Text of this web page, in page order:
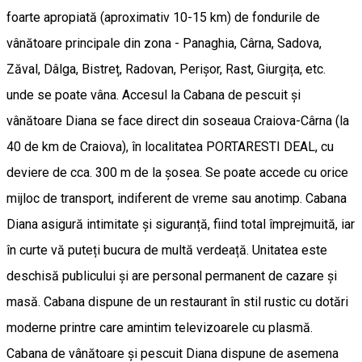
foarte apropiată (aproximativ 10-15 km) de fondurile de
vânătoare principale din zona - Panaghia, Cârna, Sadova,
Zăval, Dâlga, Bistreț, Radovan, Perișor, Rast, Giurgița, etc.
unde se poate vâna. Accesul la Cabana de pescuit și
vânătoare Diana se face direct din soseaua Craiova-Cârna (la
40 de km de Craiova), în localitatea PORTARESTI DEAL, cu
deviere de cca. 300 m de la șosea. Se poate accede cu orice
mijloc de transport, indiferent de vreme sau anotimp. Cabana
Diana asigură intimitate și siguranță, fiind total împrejmuită, iar
în curte vă puteți bucura de multă verdeață. Unitatea este
deschisă publicului și are personal permanent de cazare și
masă. Cabana dispune de un restaurant în stil rustic cu dotări
moderne printre care amintim televizoarele cu plasmă.
Cabana de vânătoare și pescuit Diana dispune de asemena